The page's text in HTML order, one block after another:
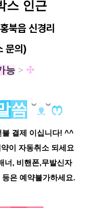
스 인근
북읍 신경리
문의)
능 > ✣
씀 ˘ᴥ˘ෆ
결제 이십니다! ^^
이 자동취소 되세요
너, 비핸폰,무발신자
은 예약불가하세요.